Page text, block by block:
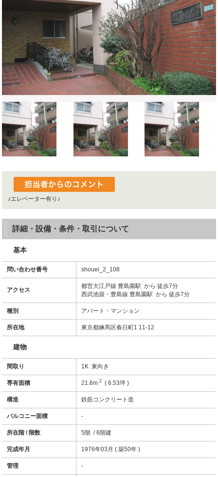
♪エレベーター有り♪
詳細・設備・条件・取引について
基本
問い合わせ番号 shouei_2_108
アクセス
都営大江戸線 豊島園駅 から 徒歩7分
西武池袋・豊島線 豊島園駅 から 徒歩7分
種別 アパート・マンション
所在地 東京都練馬区春日町1 11-12
建物
間取り 1K 東向き
専有面積 21.6m2 ( 6.53坪 )
構造 鉄筋コンクリート造
バルコニー面積 -
所在階 / 階数 5階 / 6階建
完成年月 1976年03月 ( 築50年 )
管理 -